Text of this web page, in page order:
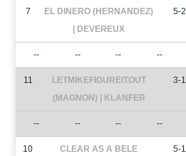
7
EL DINERO (HERNANDEZ)
| DEVEREUX
5-2
-- -- -- --
11
LETMIKEFIGUREITOUT
(MAGNON) | KLANFER
3-1
-- -- -- --
10
CLEAR AS A BELE
5-1